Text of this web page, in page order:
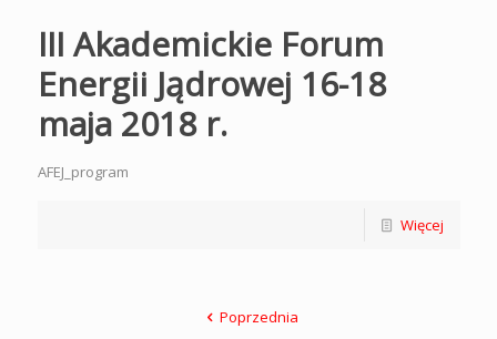
III Akademickie Forum
Energii Jądrowej 16-18
maja 2018 r.
AFEJ_program
Więcej
Poprzednia